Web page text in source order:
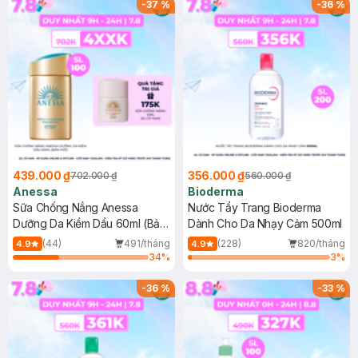
-37%
439.000 ₫702.000 ₫
Anessa
Sữa Chống Nắng Anessa
Dưỡng Da Kiềm Dầu 60ml (Bản
Mới)
4.9 (44)
491/tháng
34%
-36%
356.000 ₫560.000 ₫
Bioderma
Nước Tẩy Trang Bioderma
Dành Cho Da Nhạy Cảm 500ml
4.9 (228)
820/tháng
3%
-36% -33%